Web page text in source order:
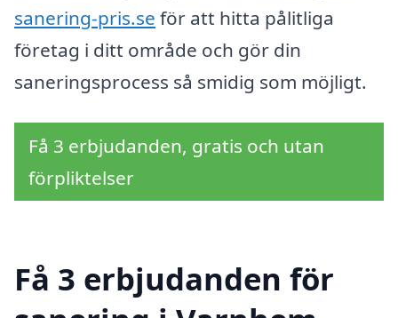
sanering-pris.se för att hitta pålitliga
företag i ditt område och gör din
saneringsprocess så smidig som möjligt.
Få 3 erbjudanden, gratis och utan
förpliktelser
Få 3 erbjudanden för